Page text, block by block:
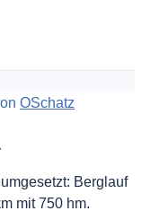
OSchatz
Berglauf
mit 750 hm.